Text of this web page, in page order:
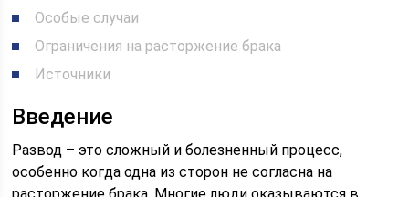
Особые случаи
Ограничения на расторжение брака
Источники
Введение
Развод – это сложный и болезненный процесс,
особенно когда одна из сторон не согласна на